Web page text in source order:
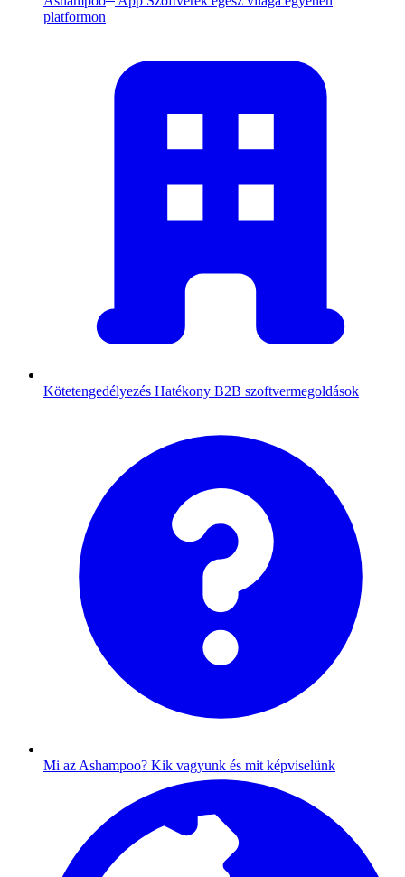
platformon
Kötetengedélyezés Hatékony B2B szoftvermegoldások
Mi az Ashampoo? Kik vagyunk és mit képviselünk